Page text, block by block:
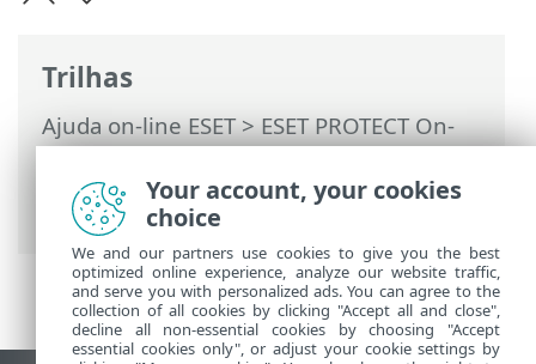
Trilhas
Ajuda on-line ESET>ESET PROTECT On-
Prem>Instalar>Instalação de
componente no Windows > Instalação do
Sensor RD – Windows
Your account, your cookies
choice
We and our partners use cookies to give you the best
optimized online experience, analyze our website traffic,
and serve you with personalized ads. You can agree to the
collection of all cookies by clicking "Accept all and close",
decline all non-essential cookies by choosing "Accept
essential cookies only", or adjust your cookie settings by